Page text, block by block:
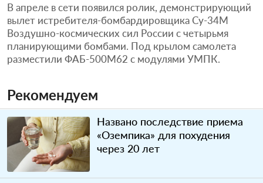
В апреле в сети появился ролик, демонстрирующий
вылет истребителя-бомбардировщика Су-34М
Воздушно-космических сил России с четырьмя
планирующими бомбами. Под крылом самолета
разместили ФАБ-500М62 с модулями УМПК.
Рекомендуем
Названо последствие приема
«Оземпика» для похудения
через 20 лет